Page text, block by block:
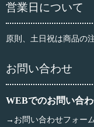
営業日について
原則、土日祝は商品の
お問い合わせ
WEBでのお問い合
→お問い合わせフォー